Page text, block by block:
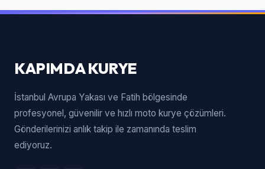
KAPIMDA KURYE
İstanbul Avrupa Yakası ve Fatih bölgesinde
profesyonel, güvenilir ve hızlı moto kurye çözümleri.
Gönderilerinizi anlık takip ile zamanında teslim
ediyoruz.